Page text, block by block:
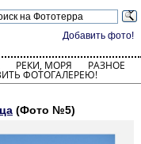
Добавить фото!
РЕКИ, МОРЯ РАЗНОЕ
ФОТОГАЛЕРЕЮ!
(Фото №5)